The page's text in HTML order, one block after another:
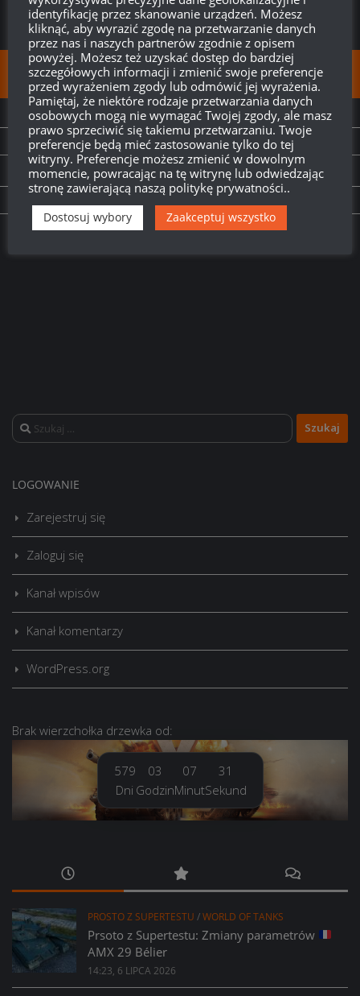
FOLLOW:
NEXT STORY
Begleitpanzer 57 – Milkym4n
PREVIOUS STORY
World of Tanks w 4K z obsługą HDR na Xbox One X
Szukaj:
LOGOWANIE
Zarejestruj się
Zaloguj się
Kanał wpisów
Kanał komentarzy
WordPress.org
Brak wierzchołka drzewka od:
579
Dni
03
Godzin
07
Minut
32
Sekund
PROSTO Z SUPERTESTU /WORLD OF TANKS
Prsoto z Supertestu: Zmiany parametrów
AMX 29 Bélier
14:23, 6 LIPCA 2026
identyfikację przez skanowanie urządzeń. Możesz
kliknąć, aby wyrazić zgodę na przetwarzanie danych
przez nas i naszych partnerów zgodnie z opisem
powyżej. Możesz też uzyskać dostęp do bardziej
szczegółowych informacji i zmienić swoje preferencje
przed wyrażeniem zgody lub odmówić jej wyrażenia.
Pamiętaj, że niektóre rodzaje przetwarzania danych
osobowych mogą nie wymagać Twojej zgody, ale masz
prawo sprzeciwić się takiemu przetwarzaniu. Twoje
preferencje będą mieć zastosowanie tylko do tej
witryny. Preferencje możesz zmienić w dowolnym
momencie, powracając na tę witrynę lub odwiedzając
stronę zawierającą naszą politykę prywatności..
Dostosuj wybory Zaakceptuj wszystko